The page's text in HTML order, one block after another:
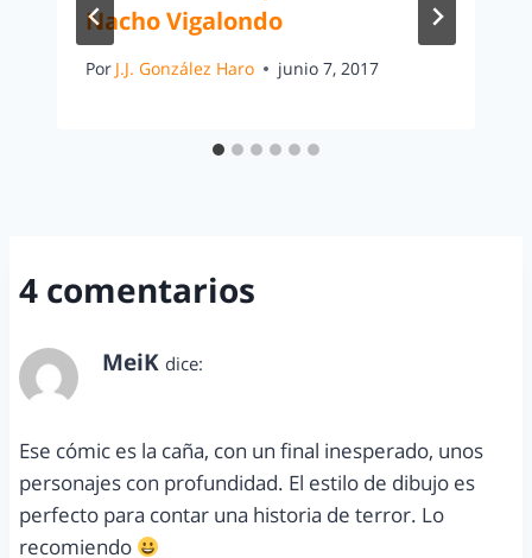
Nacho Vigalondo
Por J.J. González Haro junio 7, 2017
4 comentarios
MeiK dice:
Ese cómic es la caña, con un final inesperado, unos
personajes con profundidad. El estilo de dibujo es
perfecto para contar una historia de terror. Lo
recomiendo